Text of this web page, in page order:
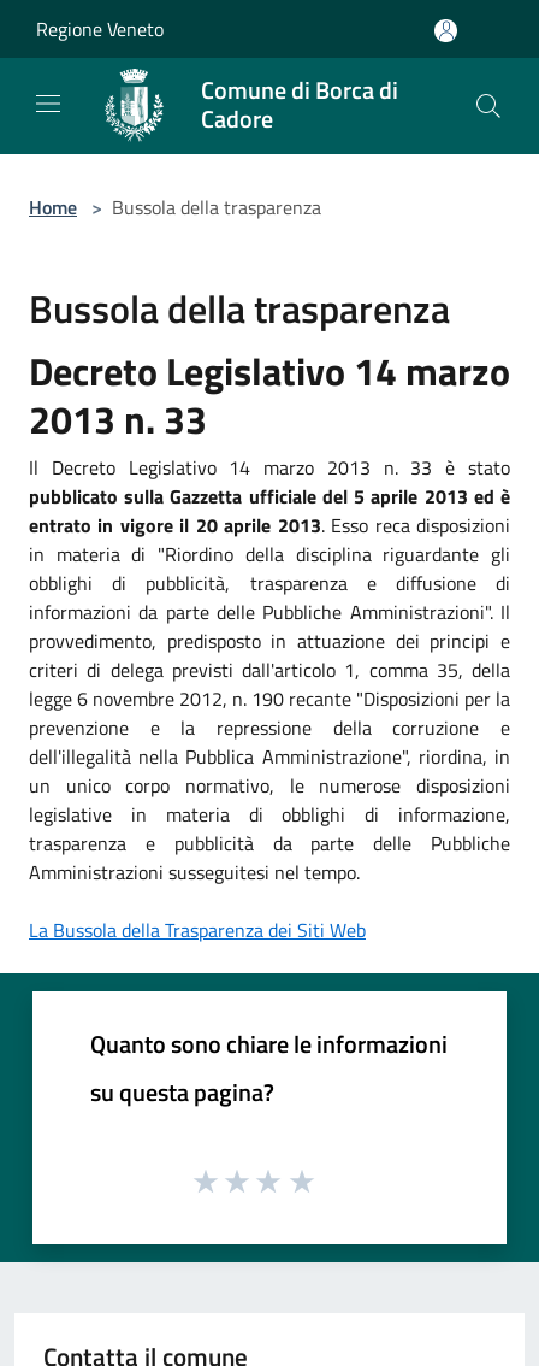
Regione Veneto
Comune di Borca di
Cadore
Home > Bussola della trasparenza
Bussola della trasparenza
Decreto Legislativo 14 marzo
2013 n. 33
Il Decreto Legislativo 14 marzo 2013 n. 33 è stato
pubblicato sulla Gazzetta ufficiale del 5 aprile 2013 ed è
entrato in vigore il 20 aprile 2013. Esso reca disposizioni
in materia di "Riordino della disciplina riguardante gli
obblighi di pubblicità, trasparenza e diffusione di
informazioni da parte delle Pubbliche Amministrazioni". Il
provvedimento, predisposto in attuazione dei principi e
criteri di delega previsti dall'articolo 1, comma 35, della
legge 6 novembre 2012, n. 190 recante "Disposizioni per la
prevenzione e la repressione della corruzione e
dell'illegalità nella Pubblica Amministrazione", riordina, in
un unico corpo normativo, le numerose disposizioni
legislative in materia di obblighi di informazione,
trasparenza e pubblicità da parte delle Pubbliche
Amministrazioni susseguitesi nel tempo.
La Bussola della Trasparenza dei Siti Web
Quanto sono chiare le informazioni
su questa pagina?
Contatta il comune